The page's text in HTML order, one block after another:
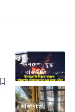
ভিনদেশ যুদ্ধ
রাজনীতি
রাজনীতি